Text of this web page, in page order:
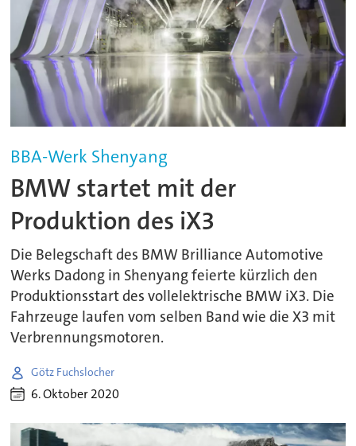
BBA-Werk Shenyang
BMW startet mit der
Produktion des iX3
Die Belegschaft des BMW Brilliance Automotive
Werks Dadong in Shenyang feierte kürzlich den
Produktionsstart des vollelektrische BMW iX3. Die
Fahrzeuge laufen vom selben Band wie die X3 mit
Verbrennungsmotoren.
Götz Fuchslocher
6. Oktober 2020